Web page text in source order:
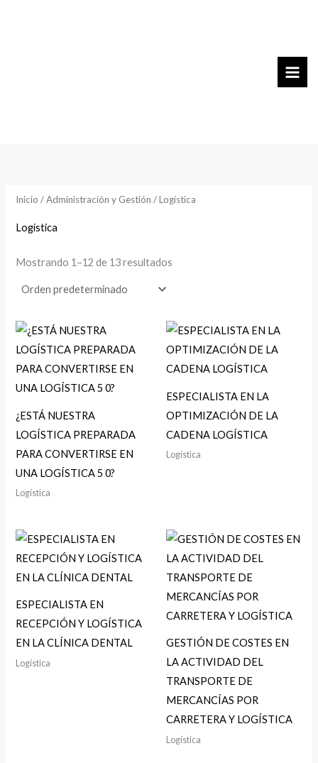
Inicio /Administración y Gestión / Logística
Logística
Mostrando 1–12 de 13 resultados
¿ESTÁ NUESTRA
LOGÍSTICA PREPARADA
PARA CONVERTIRSE EN
UNA LOGÍSTICA 5 0?
Logística
ESPECIALISTA EN LA
OPTIMIZACIÓN DE LA
CADENA LOGÍSTICA
Logística
ESPECIALISTA EN
RECEPCIÓN Y LOGÍSTICA
EN LA CLÍNICA DENTAL
Logística
GESTIÓN DE COSTES EN
LA ACTIVIDAD DEL
TRANSPORTE DE
MERCANCÍAS POR
CARRETERA Y LOGÍSTICA
Logística